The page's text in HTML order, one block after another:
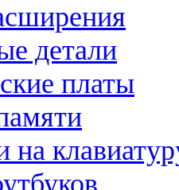
детали
платы
на